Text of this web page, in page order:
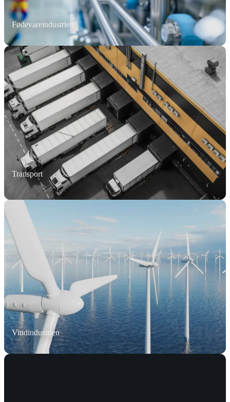
Fødevareindustrien
Transport
Vindindustrien